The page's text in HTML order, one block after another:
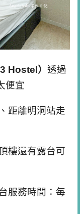
Hostel） 透過
便宜
距離明洞站走
樓還有露台可
服務時間：每